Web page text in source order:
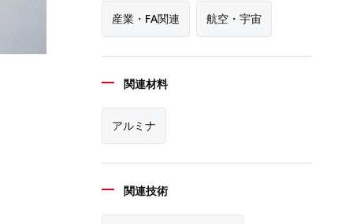
産業・FA関連 航空・宇宙
関連材料
アルミナ
関連技術